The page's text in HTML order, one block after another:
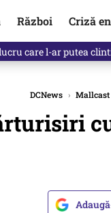
Război Criză
cu primul buletin
DCNews › Mallcast